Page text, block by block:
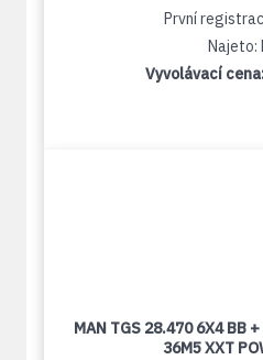
První
Najeto:
Vyvolávací
MAN TGS 28.470 6X4 BB
36M5 XXT